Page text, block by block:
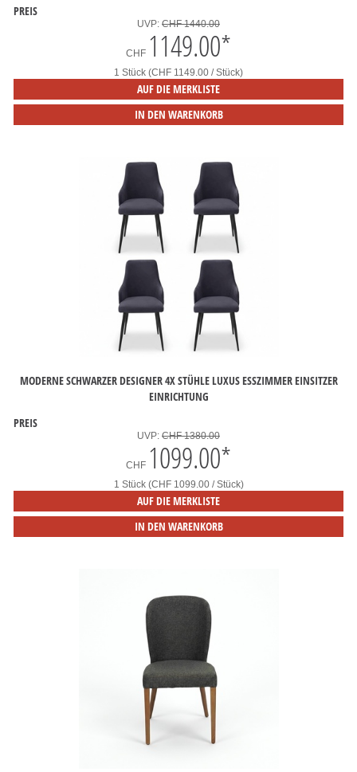
PREIS
UVP: CHF 1440.00
CHF 1149.00*
1 Stück (CHF 1149.00 / Stück)
AUF DIE MERKLISTE
IN DEN WARENKORB
MODERNE SCHWARZER DESIGNER 4X STÜHLE LUXUS ESSZIMMER EINSITZER
EINRICHTUNG
PREIS
UVP: CHF 1380.00
CHF 1099.00*
1 Stück (CHF 1099.00 / Stück)
AUF DIE MERKLISTE
IN DEN WARENKORB